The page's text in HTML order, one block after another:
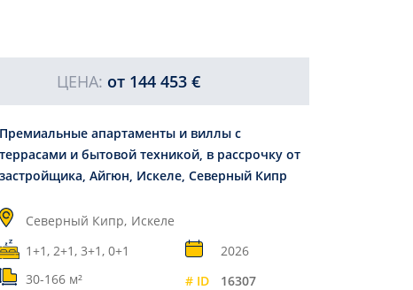
ЦЕНА: от 144 453 €
Премиальные апартаменты и виллы с
террасами и бытовой техникой, в рассрочку от
застройщика, Айгюн, Искеле, Северный Кипр
Северный Кипр, Искеле
1+1, 2+1, 3+1, 0+1
2026
30-166 м²
# ID 16307